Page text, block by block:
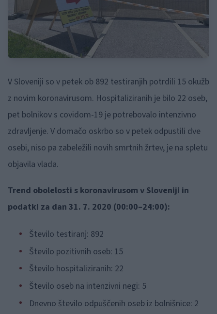
V Sloveniji so v petek ob 892 testiranjih potrdili 15 okužb
z novim koronavirusom. Hospitaliziranih je bilo 22 oseb,
pet bolnikov s covidom-19 je potrebovalo intenzivno
zdravljenje. V domačo oskrbo so v petek odpustili dve
osebi, niso pa zabeležili novih smrtnih žrtev, je na spletu
objavila vlada.
Trend obolelosti s koronavirusom v Sloveniji in
podatki za dan 31. 7. 2020 (00:00–24:00):
Število testiranj: 892
Število pozitivnih oseb: 15
Število hospitaliziranih: 22
Število oseb na intenzivni negi: 5
Dnevno število odpuščenih oseb iz bolnišnice: 2